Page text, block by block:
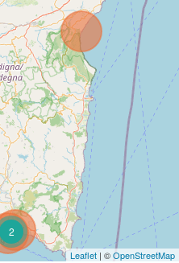
2
Leaflet | ©OpenStreetMap